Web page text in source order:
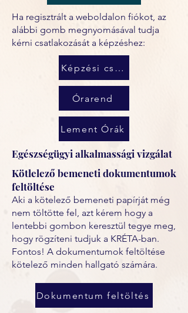
Ha regisztrált a weboldalon fiókot, az
alábbi gomb megnyomásával tudja
kérni csatlakozását a képzéshez:
Képzési csoport
Órarend
Lement Órák
Egészségügyi alkalmassági vizgálat
Kötlelező bemeneti dokumentumok
feltöltése
Aki a kötelező bemeneti papírját még
nem töltötte fel, azt kérem hogy a
lentebbi gombon keresztül tegye meg,
hogy rögzíteni tudjuk a KRÉTA-ban.
Fontos! A dokumentumok feltöltése
kötelező minden hallgató számára.
Dokumentum feltöltés